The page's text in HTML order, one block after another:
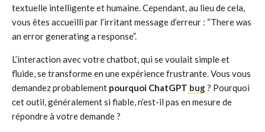
textuelle intelligente et humaine. Cependant, au lieu de cela,
vous êtes accueilli par l’irritant message d’erreur : “There was
an error generating a response”.
L’interaction avec votre chatbot, qui se voulait simple et
fluide, se transforme en une expérience frustrante. Vous vous
demandez probablement pourquoi ChatGPT bug? Pourquoi
cet outil, généralement si fiable, n’est-il pas en mesure de
répondre à votre demande ?